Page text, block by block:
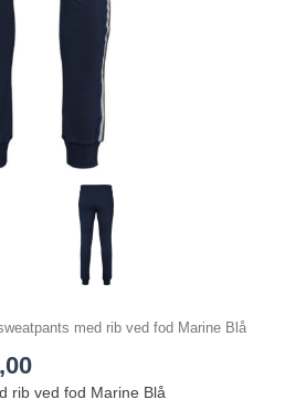
med rib ved fod Marine Blå
rib ved fod Marine Blå